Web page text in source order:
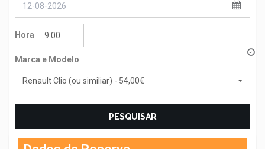
Hora 9:00
Marca e Modelo
Renault Clio (ou similiar) - 54,00€
PESQUISAR